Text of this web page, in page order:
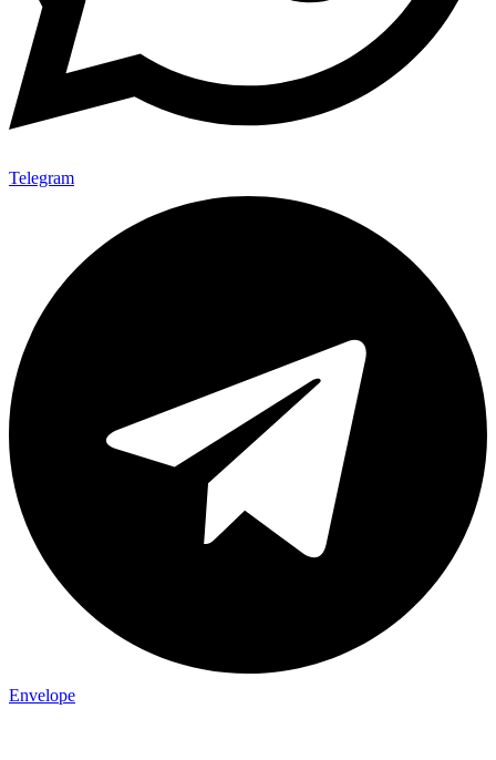
Telegram
Envelope